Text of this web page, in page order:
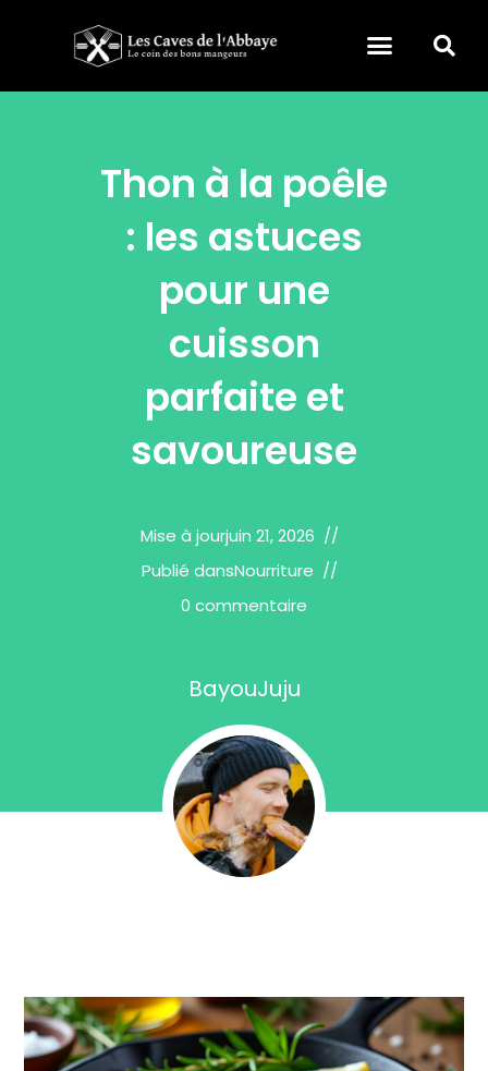
Thon à la poêle
: les astuces
pour une
cuisson
parfaite et
savoureuse
Mise à jourjuin 21, 2026
Publié dansNourriture
0 commentaire
BayouJuju